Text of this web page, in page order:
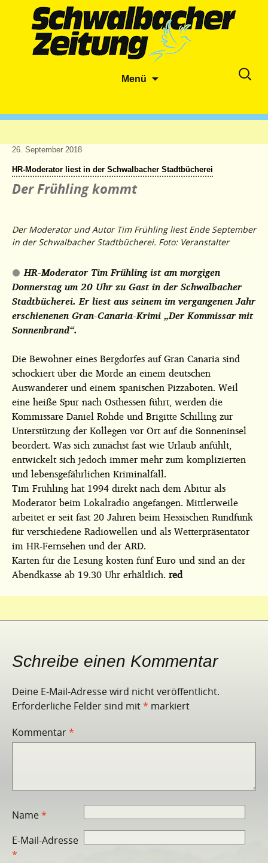
Menü
Suche
26. September 2018
HR-Moderator liest in der Schwalbacher Stadtbücherei
Der Frühling kommt
Der Moderator und Autor Tim Frühling liest Ende September
in der Schwalbacher Stadtbücherei. Foto: Veranstalter
HR-Moderator Tim Frühling ist am morgigen
Donnerstag um 20 Uhr zu Gast in der Schwalbacher
Stadtbücherei. Er liest aus seinem im vergangenen Jahr
erschienenen Gran-Canaria-Krimi „Der Kommissar mit
Sonnenbrand“.
Die Bewohner eines Bergdorfes auf Gran Canaria sind
schockiert über die Morde an einem deutschen
Auswanderer und einem spanischen Pizzaboten. Weil
eine heiße Spur nach Osthessen führt, werden die
Kommissare Daniel Rohde und Brigitte Schilling zur
Unterstützung der Kollegen vor Ort auf die Sonneninsel
beordert. Was sich zunächst fast wie Urlaub anfühlt,
entwickelt sich jedoch immer mehr zum komplizierten
und lebensgefährlichen Kriminalfall.
Tim Frühling hat 1994 direkt nach dem Abitur als
Moderator beim Lokalradio angefangen. Mittlerweile
arbeitet er seit fast 20 Jahren beim Hessischen Rundfunk
für verschiedene Radiowellen und als Wetterpräsentator
im HR-Fernsehen und der ARD.
Karten für die Lesung kosten fünf Euro und sind an der
Abendkasse ab 19.30 Uhr erhältlich. red
Schreibe einen Kommentar
Deine E-Mail-Adresse wird nicht veröffentlicht.
Erforderliche Felder sind mit* markiert
Kommentar*
Name*
E-Mail-Adresse
*